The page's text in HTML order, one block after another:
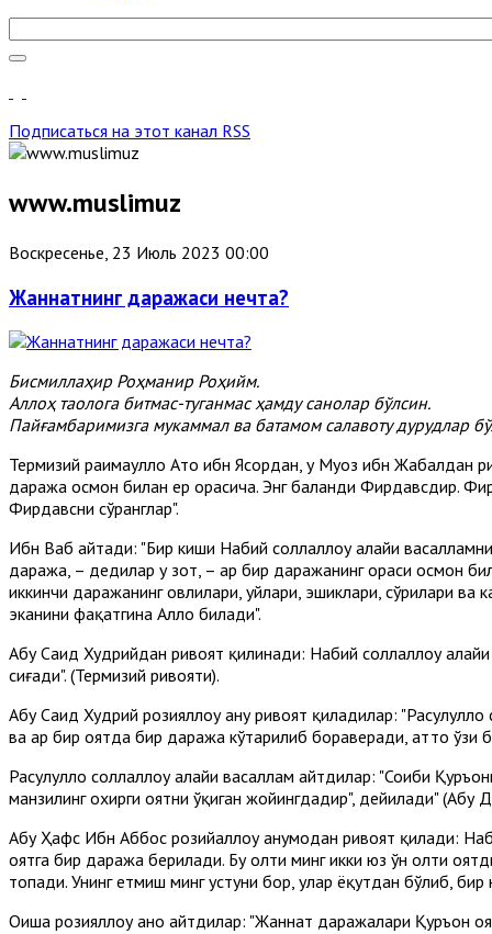
Подписаться на этот канал RSS
www.muslimuz
Воскресенье, 23 Июль 2023 00:00
Жаннатнинг даражаси нечта?
Бисмиллаҳир Роҳманир Роҳийм.
Аллоҳ таолога битмас-туганмас ҳамду санолар бўлсин.
Пайғамбаримизга мукаммал ва батамом салавоту дурудлар
Термизий раҳимаҳуллоҳ Ато ибн Ясордан, у Муоз ибн Жабалдан
даража осмон билан ер орасича. Энг баланди Фирдавсдир.
Фирдавсни сўранглар".
Ибн Ваҳб айтади: "Бир киши Набий соллаллоҳу алайҳи
даража, – дедилар у зот, – ҳар бир даражанинг ораси осмон
иккинчи даражанинг ҳовлилари, уйлари, эшиклари, сўрилари
эканини фақатгина Аллоҳ билади".
Абу Саид Худрийдан ривоят қилинади: Набий соллаллоҳу
сиғади". (Термизий ривояти).
Абу Саид Худрий розияллоҳу анҳу ривоят қиладилар:
ва ҳар бир оятда бир даража кўтарилиб бораверади, ҳатто
Расулуллоҳ соллаллоҳу алайҳи васаллам айтдилар: "Соҳиби
манзилинг охирги оятни ўқиган жойингдадир", дейилади" (Абу
Абу Ҳафс Ибн Аббос розийаллоҳу анҳумодан ривоят қилади:
оятга бир даража берилади. Бу олти минг икки юз ўн олти
топади. Унинг етмиш минг устуни бор, улар ёқутдан бўлиб,
Оиша розияллоҳу анҳо айтдилар: "Жаннат даражалари Қуръон